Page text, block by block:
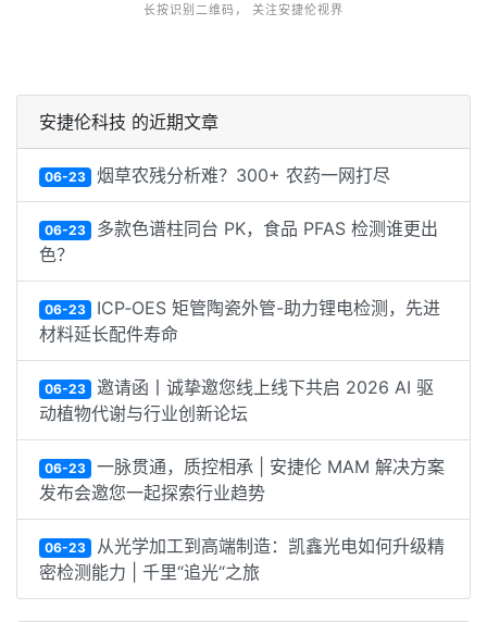
长按识别二维码， 关注安捷伦视界
安捷伦科技 的近期文章
06-23 烟草农残分析难？300+ 农药一网打尽
06-23 多款色谱柱同台 PK，食品 PFAS 检测谁更出
色？
06-23 ICP‑OES 矩管陶瓷外管-助力锂电检测，先进
材料延长配件寿命
06-23 邀请函丨诚挚邀您线上线下共启 2026 AI 驱
动植物代谢与行业创新论坛
06-23 一脉贯通，质控相承 | 安捷伦 MAM 解决方案
发布会邀您一起探索行业趋势
06-23 从光学加工到高端制造：凯鑫光电如何升级精
密检测能力 | 千里“追光“之旅